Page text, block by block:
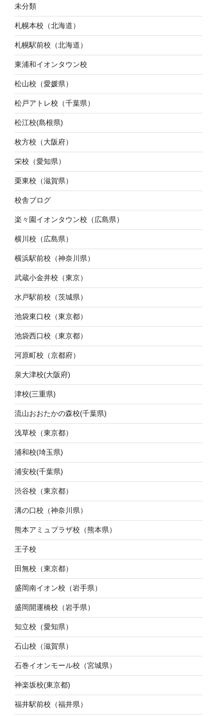
未分類
札幌本校（北海道）
札幌駅前校（北海道）
東浦和イオンタウン校
松山校（愛媛県）
松戸アトレ校（千葉県）
松江校(島根県)
枚方校（大阪府）
栄校（愛知県）
栗東校（滋賀県）
校舎ブログ
楽々園イオンタウン校（広島県）
横川校（広島県）
横浜駅前校（神奈川県）
武蔵小金井校（東京）
水戸駅前校（茨城県）
池袋東口校（東京都）
池袋西口校（東京都）
河原町校（京都府）
泉大津校(大阪府)
津校(三重県)
流山おおたかの森校(千葉県)
浅草校（東京都）
浦和校(埼玉県)
浦安校(千葉県)
渋谷校（東京都）
溝の口校（神奈川県）
熊本アミュプラザ校（熊本県）
王子校
田無校（東京都）
盛岡南イオン校（岩手県）
盛岡開運橋校（岩手県）
知立校（愛知県）
石山校（滋賀県）
石巻イオンモール校（宮城県）
神楽坂校(東京都)
福井駅前校（福井県）